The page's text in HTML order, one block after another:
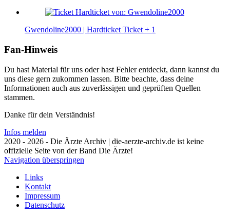
Gwendoline2000 | Hardticket Ticket + 1
Fan-Hinweis
Du hast Material für uns oder hast Fehler entdeckt, dann kannst du
uns diese gern zukommen lassen. Bitte beachte, dass deine
Informationen auch aus zuverlässigen und geprüften Quellen
stammen.
Danke für dein Verständnis!
Infos melden
2020 - 2026 - Die Ärzte Archiv | die-aerzte-archiv.de ist keine
offizielle Seite von der Band Die Ärzte!
Navigation überspringen
Links
Kontakt
Impressum
Datenschutz